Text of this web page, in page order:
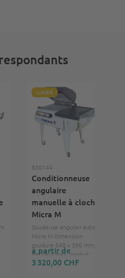
LOUER
830144
Conditionneuse
angulaire
manuelle à cloche
Micra M
Soudeuse angulair autom.
Micra M Dimension
soudure 540 x 390 mm,
Hauteur max. produit
300 mm, 230V, 1Ph,
à partir de
3 320,00 CHF